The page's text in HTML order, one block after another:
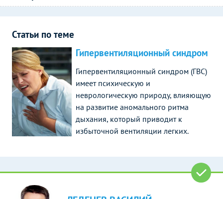
Статьи по теме
Гипервентиляционный синдром
Гипервентиляционный синдром (ГВС)
имеет психическую и
неврологическую природу, влияющую
на развитие аномального ритма
дыхания, который приводит к
избыточной вентиляции легких.